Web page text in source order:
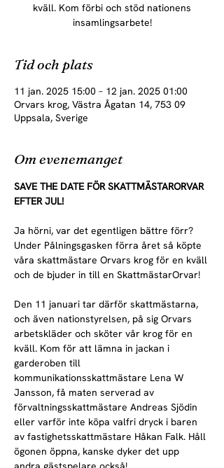
kväll. Kom förbi och stöd nationens
insamlingsarbete!
Tid och plats
11 jan. 2025 15:00 – 12 jan. 2025 01:00
Orvars krog, Västra Ågatan 14, 753 09
Uppsala, Sverige
Om evenemanget
SAVE THE DATE FÖR SKATTMÄSTARORVAR
EFTER JUL!
Ja hörni, var det egentligen bättre förr?
Under Pålningsgasken förra året så köpte
våra skattmästare Orvars krog för en kväll
och de bjuder in till en SkattmästarOrvar!
Den 11 januari tar därför skattmästarna,
och även nationstyrelsen, på sig Orvars
arbetskläder och sköter vår krog för en
kväll. Kom för att lämna in jackan i
garderoben till
kommunikationsskattmästare Lena W
Jansson, få maten serverad av
förvaltningsskattmästare Andreas Sjödin
eller varför inte köpa valfri dryck i baren
av fastighetsskattmästare Håkan Falk. Håll
ögonen öppna, kanske dyker det upp